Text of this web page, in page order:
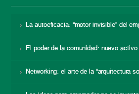
La autoeficacia: “motor invisible” del
El poder de la comunidad: nuevo activo
Networking: el arte de la “arquitectura